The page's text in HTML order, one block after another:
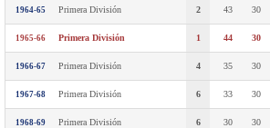
1964-65 Primera División 2 43 30
1965-66 Primera División 1 44 30
1966-67 Primera División 4 35 30
1967-68 Primera División 6 33 30
1968-69 Primera División 6 30 30